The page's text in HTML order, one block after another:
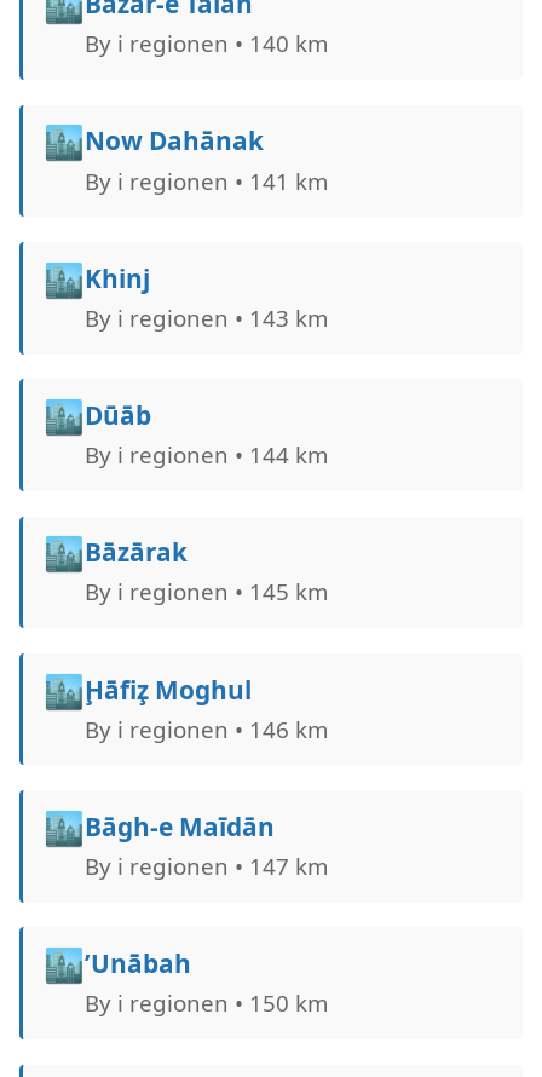
By i regionen • 140 km
🏙️Now Dahānak
By i regionen • 141 km
🏙️Khinj
By i regionen • 143 km
🏙️Dūāb
By i regionen • 144 km
🏙️Bāzārak
By i regionen • 145 km
🏙️Ḩāfiz̧ Moghul
By i regionen • 146 km
🏙️Bāgh-e Maīdān
By i regionen • 147 km
🏙️’Unābah
By i regionen • 150 km